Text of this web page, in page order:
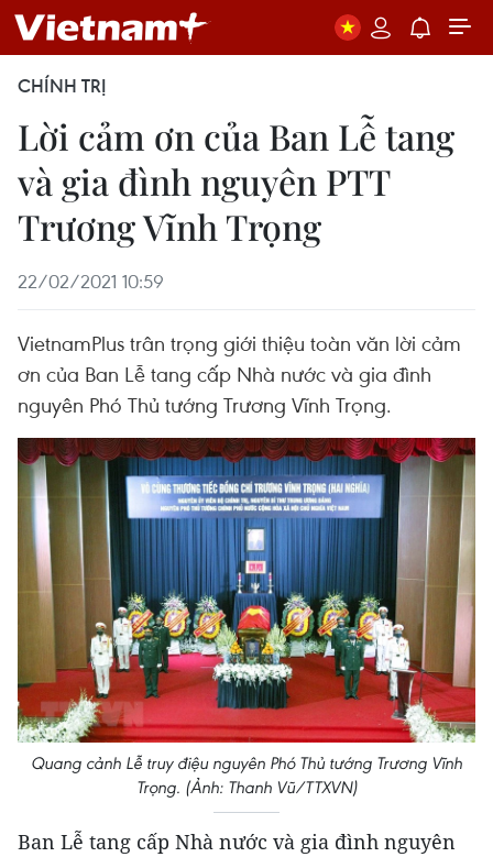
CHÍNH TRỊ
Lời cảm ơn của Ban Lễ tang
và gia đình nguyên PTT
Trương Vĩnh Trọng
22/02/2021 10:59
VietnamPlus trân trọng giới thiệu toàn văn lời cảm
ơn của Ban Lễ tang cấp Nhà nước và gia đình
nguyên Phó Thủ tướng Trương Vĩnh Trọng.
Quang cảnh Lễ truy điệu nguyên Phó Thủ tướng Trương Vĩnh
Trọng. (Ảnh: Thanh Vũ/TTXVN)
Ban Lễ tang cấp Nhà nước và gia đình nguyên